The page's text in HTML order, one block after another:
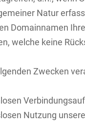
Natur
Domainnamen
welche keine
Zwecken
Nutzung